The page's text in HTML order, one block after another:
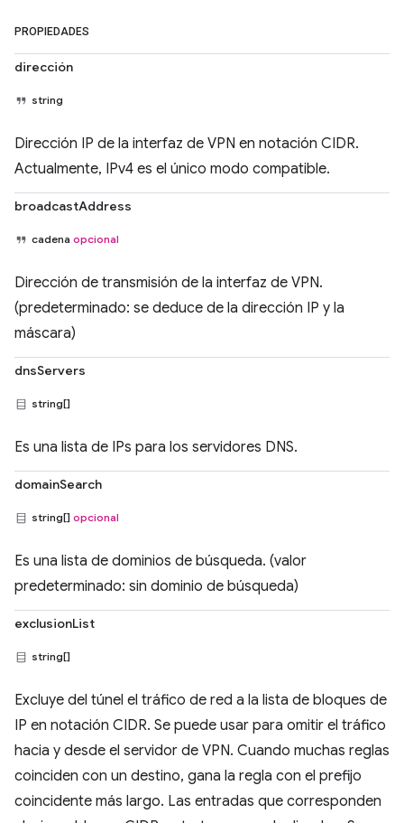
PROPIEDADES
dirección
string
Dirección IP de la interfaz de VPN en notación CIDR.
Actualmente, IPv4 es el único modo compatible.
broadcastAddress
cadena opcional
Dirección de transmisión de la interfaz de VPN.
(predeterminado: se deduce de la dirección IP y la
máscara)
dnsServers
string[]
Es una lista de IPs para los servidores DNS.
domainSearch
string[] opcional
Es una lista de dominios de búsqueda. (valor
predeterminado: sin dominio de búsqueda)
exclusionList
string[]
Excluye del túnel el tráfico de red a la lista de bloques de
IP en notación CIDR. Se puede usar para omitir el tráfico
hacia y desde el servidor de VPN. Cuando muchas reglas
coinciden con un destino, gana la regla con el prefijo
coincidente más largo. Las entradas que corresponden